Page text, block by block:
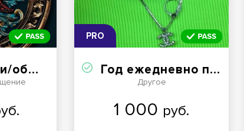
PRO
Год ежедневно постов
Другое
1 000 руб.